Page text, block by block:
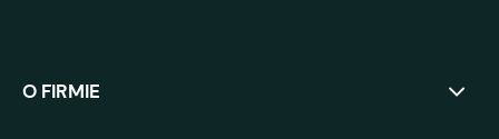
O FIRMIE